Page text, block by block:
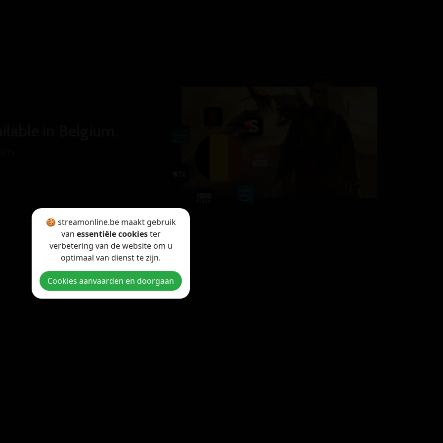
Copyright © 2026 StreamOnline.be. All rights reserved.
🍪 streamonline.be maakt gebruik
van essentiële cookiester
verbetering van de website om u
optimaal van dienst te zijn.
Cookies aanvaarden en doorgaan